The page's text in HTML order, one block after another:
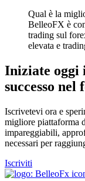
Qual è la
BelleoFX è
trading sul
elevata e
Iniziate oggi
successo
Iscrivetevi ora e
migliore piattaforma
impareggiabili,
necessari per
Iscriviti